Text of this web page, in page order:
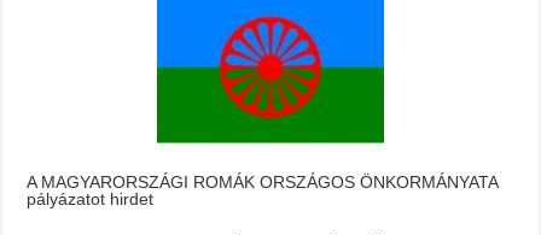
A MAGYARORSZÁGI ROMÁK ORSZÁGOS ÖNKORMÁNYATA
pályázatot hirdet